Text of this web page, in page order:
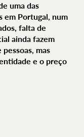
uma das
em Portugal, num
falta de
ainda fazem
mas
e o preço